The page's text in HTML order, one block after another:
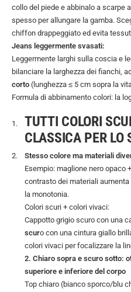
collo del piede e abbinalo a scarpe
spesso per allungare la gamba.
chiffon drappeggiato ed evita
Jeans leggermente svasati:
Leggermente larghi sulla coscia e
bilanciare la larghezza dei fianchi,
corto (lunghezza ≤ 5 cm sopra la
Formula di abbinamento colori: la
TUTTI COLORI
CLASSICA PER LO
Stesso colore ma materiali
Esempio: maglione nero opaco +
contrasto dei materiali
la monotonia.
Colori scuri + colori vivaci:
Cappotto grigio scuro con una
scuro con una cintura giallo
colori vivaci per focalizzare la
2. Chiaro sopra e scuro sotto:
superiore e inferiore del corpo
Top chiaro (bianco sporco/blu